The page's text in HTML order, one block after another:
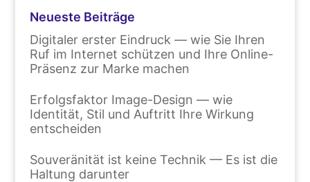
Neueste Beiträge
Digitaler erster Eindruck — wie Sie Ihren
Ruf im Internet schützen und Ihre Online-
Präsenz zur Marke machen
Erfolgsfaktor Image-Design — wie
Identität, Stil und Auftritt Ihre Wirkung
entscheiden
Souveränität ist keine Technik — Es ist die
Haltung darunter